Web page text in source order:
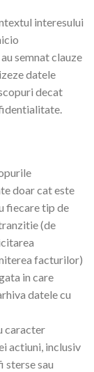
interesului
semnat clauze
datele
decat
doar cat este
fiecare tip de
(de
facturilor)
in care
datele cu
caracter
actiuni, inclusiv
sterse sau